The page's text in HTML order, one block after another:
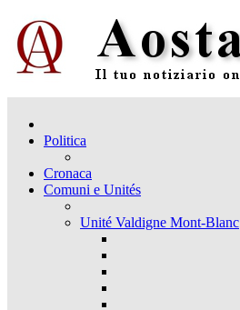
Politica
Cronaca
Comuni e Unités
Unité Valdigne Mont-Blanc